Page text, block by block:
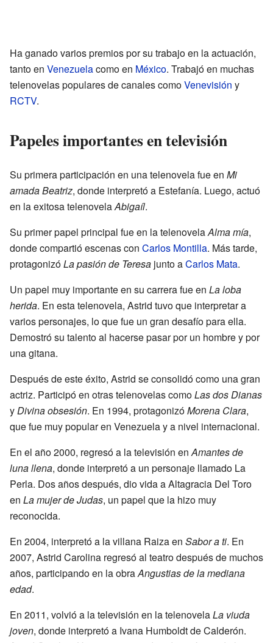
Ha ganado varios premios por su trabajo en la actuación,
tanto en Venezuelacomo en México. Trabajó en muchas
telenovelas populares de canales comoVenevisión y
RCTV.
Papeles importantes en televisión
Su primera participación en una telenovela fue en Mi
amada Beatriz, donde interpretó a Estefanía. Luego, actuó
en la exitosa telenovelaAbigaíl.
Su primer papel principal fue en la telenovelaAlma mía,
donde compartió escenas con Carlos Montilla. Más tarde,
protagonizóLa pasión de Teresa junto aCarlos Mata.
Un papel muy importante en su carrera fue en La loba
herida. En esta telenovela, Astrid tuvo que interpretar a
varios personajes, lo que fue un gran desafío para ella.
Demostró su talento al hacerse pasar por un hombre y por
una gitana.
Después de este éxito, Astrid se consolidó como una gran
actriz. Participó en otras telenovelas comoLas dos Dianas
yDivina obsesión. En 1994, protagonizóMorena Clara,
que fue muy popular en Venezuela y a nivel internacional.
En el año 2000, regresó a la televisión enAmantes de
luna llena, donde interpretó a un personaje llamado La
Perla. Dos años después, dio vida a Altagracia Del Toro
en La mujer de Judas, un papel que la hizo muy
reconocida.
En 2004, interpretó a la villana Raiza en Sabor a ti. En
2007, Astrid Carolina regresó al teatro después de muchos
años, participando en la obraAngustias de la mediana
edad.
En 2011, volvió a la televisión en la telenovelaLa viuda
joven, donde interpretó a Ivana Humboldt de Calderón.